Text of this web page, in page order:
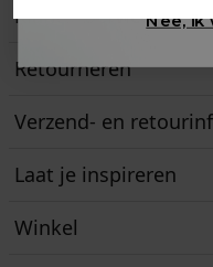
Klantenservice
Retourneren
Verzend- en
Laat je inspireren
Winkel
Nee, ik